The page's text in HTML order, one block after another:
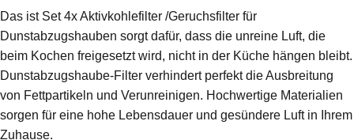
Das ist Set 4x Aktivkohlefilter /Geruchsfilter für
Dunstabzugshauben sorgt dafür, dass die unreine Luft, die
beim Kochen freigesetzt wird, nicht in der Küche hängen bleibt.
Dunstabzugshaube-Filter verhindert perfekt die Ausbreitung
von Fettpartikeln und Verunreinigen. Hochwertige Materialien
sorgen für eine hohe Lebensdauer und gesündere Luft in Ihrem
Zuhause.